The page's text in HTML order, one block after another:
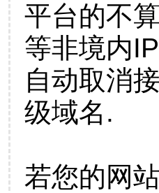
平台的不
等非境内
自动取消
级域名.
若您的网